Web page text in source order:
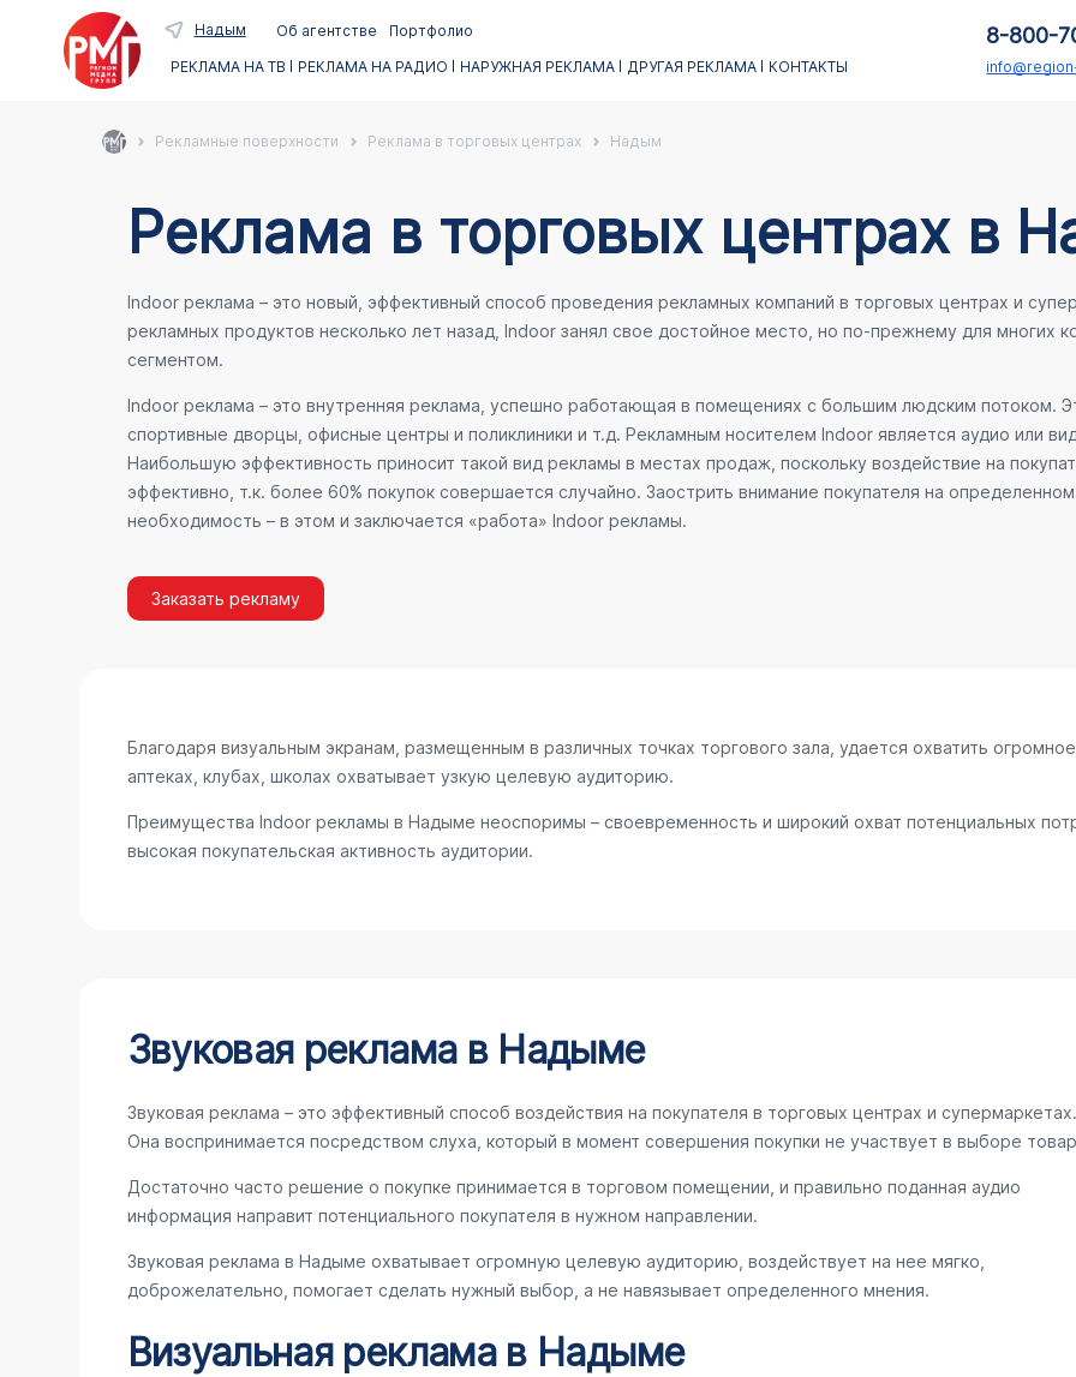
Надым Об агентстве
Портфолио
РЕКЛАМА НА ТВ
РЕКЛАМА НА РАДИО НАРУЖНАЯ РЕКЛАМА ДРУГАЯ РЕКЛАМА КОНТАКТЫ
8-800-
Рекламные поверхности Реклама в торговых центрах Надым
Реклама в торговых центрах в
Indoor реклама – это новый, эффективный способ проведения рекламных компаний в торговых центрах и
рекламных продуктов несколько лет назад, Indoor занял свое достойное место, но по-прежнему для многих
сегментом.
Indoor реклама – это внутренняя реклама, успешно работающая в помещениях с большим людским потоком.
спортивные дворцы, офисные центры и поликлиники и т.д. Рекламным носителем Indoor является аудио или
Наибольшую эффективность приносит такой вид рекламы в местах продаж, поскольку воздействие на
эффективно, т.к. более 60% покупок совершается случайно. Заострить внимание покупателя на
необходимость – в этом и заключается «работа» Indoor рекламы.
Заказать рекламу
Благодаря визуальным экранам, размещенным в различных точках торгового зала, удается охватить
аптеках, клубах, школах охватывает узкую целевую аудиторию.
Преимущества Indoor рекламы в Надыме неоспоримы – своевременность и широкий охват потенциальных
высокая покупательская активность аудитории.
Звуковая реклама в Надыме
Звуковая реклама – это эффективный способ воздействия на покупателя в торговых центрах и супермаркетах.
Она воспринимается посредством слуха, который в момент совершения покупки не участвует в выборе
Достаточно часто решение о покупке принимается в торговом помещении, и правильно поданная аудио
информация направит потенциального покупателя в нужном направлении.
Звуковая реклама в Надыме охватывает огромную целевую аудиторию, воздействует на нее мягко,
доброжелательно, помогает сделать нужный выбор, а не навязывает определенного мнения.
Визуальная реклама в Надыме